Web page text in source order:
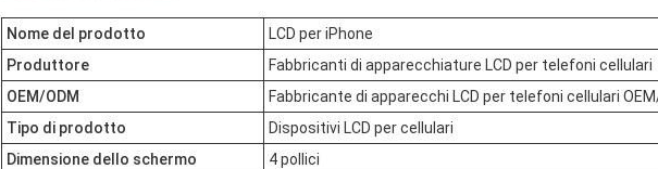
Nome del prodotto
LCD per iPhone
Produttore
Fabbricanti di apparecchiature LCD per telefoni cellulari
OEM/ODM
Fabbricante di apparecchi LCD per telefoni cellulari
Tipo di prodotto
Dispositivi LCD per cellulari
Dimensione dello schermo
4 pollici